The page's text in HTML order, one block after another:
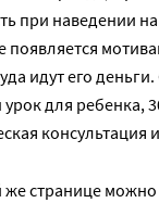
при наведении
появляется
идут его
для ребенка,
консультация
же странице